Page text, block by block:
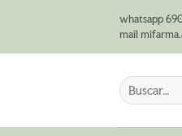
contenido
whatsapp
mail
Buscar
por: